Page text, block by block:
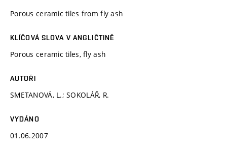
Porous ceramic tiles from fly ash
KLÍČOVÁ SLOVA V ANGLIČTINĚ
Porous ceramic tiles, fly ash
AUTOŘI
SMETANOVÁ, L.; SOKOLÁŘ, R.
VYDÁNO
01.06.2007